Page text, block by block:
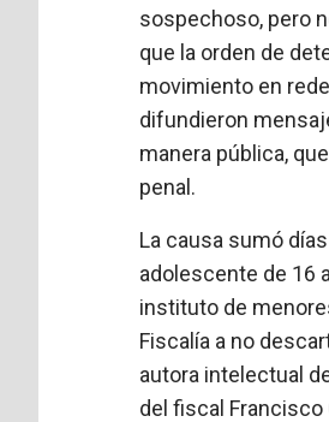
sospechoso, pero
que la orden de
movimiento en
difundieron
manera pública,
penal.
La causa sumó
adolescente de 16
instituto de
Fiscalía a no
autora intelectual
del fiscal